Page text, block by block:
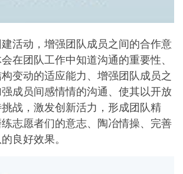
活动，增强团队成员之间的合作意
在团队工作中知道沟通的重要性、
变动的适应能力、增强团队成员之
成员间感情情的沟通、使其以开放
战，激发创新活力，形成团队精
志愿者们的意志、陶冶情操、完善
良好效果。